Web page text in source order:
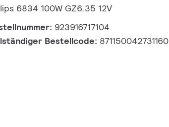
6834 100W GZ6.35 12V
923916717104
Bestellcode: 871150042731160